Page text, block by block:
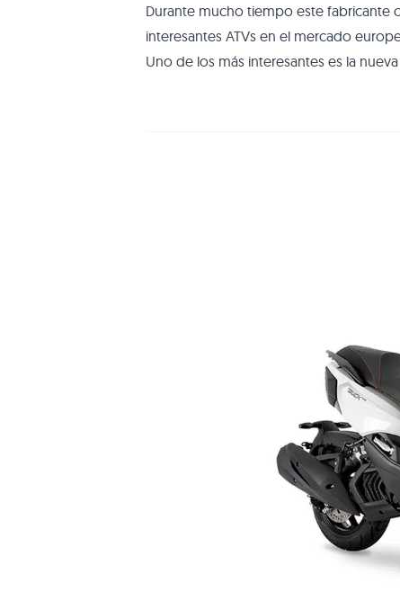
Durante mucho tiempo este fabricante
interesantes ATVs en el mercado
Uno de los más interesantes es la